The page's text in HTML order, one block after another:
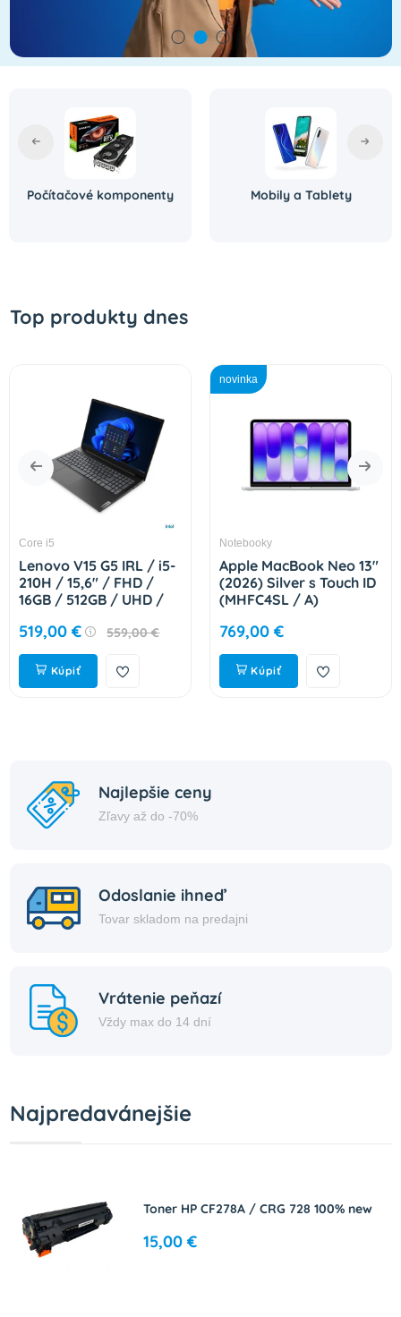
Počítačové komponenty Mobily a Tablety
Top produkty dnes
Core i5
Lenovo V15 G5 IRL / i5-
210H / 15,6" / FHD /
16GB / 512GB / UHD /
83GW00BDCK
519,00 € 559,00 €
Kúpiť
novinka
Notebooky
Apple MacBook Neo 13"
(2026) Silver s Touch ID
(MHFC4SL / A)
769,00 €
Kúpiť
Najlepšie ceny
Zľavy až do -70%
Odoslanie ihneď
Tovar skladom na predajni
Vrátenie peňazí
Vždy max do 14 dní
Najpredavánejšie
Toner HP CF278A / CRG 728 100% new
15,00 €